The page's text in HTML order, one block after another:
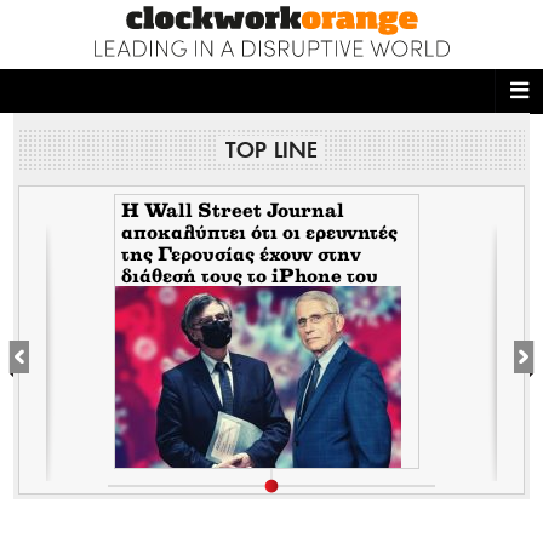
NEWS DESK
THE ONES WHO DO
MAGAZINE
TOP LINE
H Wall Street Journal
αποκαλύπτει ότι οι ερευνητές
της Γερουσίας έχουν στην
διάθεσή τους το iPhone του
Tony Fauci από την περίοδο
της πανδημίας. Τι σημαίνει
αυτό για τον εμπλεκόμενο
Σωτήρη Τσιόδρα